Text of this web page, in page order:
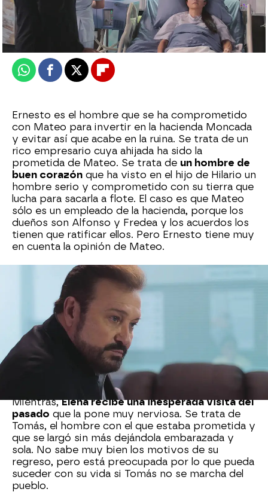
21 de enero de 2025, 21:30
WhatsappFacebook
X Flipboard
Ernesto es el hombre que se ha comprometido
con Mateo para invertir en la hacienda Moncada
y evitar así que acabe en la ruina. Se trata de un
rico empresario cuya ahijada ha sido la
prometida de Mateo. Se trata de un hombre de
buen corazón que ha visto en el hijo de Hilario un
hombre serio y comprometido con su tierra que
lucha para sacarla a flote. El caso es que Mateo
sólo es un empleado de la hacienda, porque los
dueños son Alfonso y Fredea y los acuerdos los
tienen que ratificar ellos. Pero Ernesto tiene muy
en cuenta la opinión de Mateo.
El pasado de Ernesto es oscuro.Su gran amor se
encuentra en coma desde hace más de 20 años
y él no pierde la esperanza de que vuelva a
despertar. Por eso ha puesto todos los medios
económicos a su alcance para que no le falte de
nada en el hospital y la visita con frecuencia.
También tiene una hija a la que mandó lejos y de
la que ha recibido recientes noticias tristes
sobre su fallecimiento.
Mientras,Elena recibe una inesperada visita del
pasado que la pone muy nerviosa. Se trata de
Tomás, el hombre con el que estaba prometida y
que se largó sin más dejándola embarazada y
sola. No sabe muy bien los motivos de su
regreso, pero está preocupada por lo que pueda
suceder con su vida si Tomás no se marcha del
pueblo.